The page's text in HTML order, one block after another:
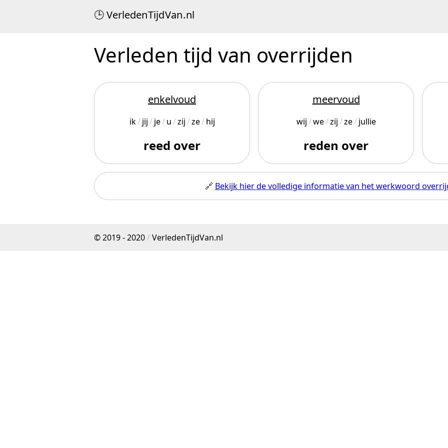
VerledenTijdVan.nl
Verleden tijd van overrijden
enkelvoud
ik jij je u zij ze hij
reed over
meervoud
wij we zij ze jullie
reden over
🔗 Bekijk hier de volledige informatie van het werkwoord
© 2019 - 2020/VerledenTijdVan.nl